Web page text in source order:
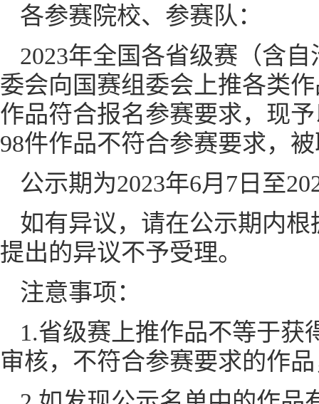
各参赛院校、参赛队：
2023年全国各省级赛（含
委会向国赛组委会上推各类
作品符合报名参赛要求，现
98件作品不符合参赛要求，
公示期为2023年6月7日至
如有异议，请在公示期内
提出的异议不予受理。
注意事项：
1.省级赛上推作品不等于获
审核，不符合参赛要求的作